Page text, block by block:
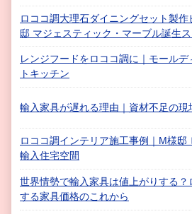
ロココ調大理石ダイニングセット製
邸 マジェスティック・マーブル誕生
レンジフードをロココ調に｜モール
トキッチン
輸入家具が遅れる理由｜資材不足の現
ロココ調インテリア施工事例｜M様邸
輸入住宅空間
世界情勢で輸入家具は値上がりする？
する家具価格のこれから